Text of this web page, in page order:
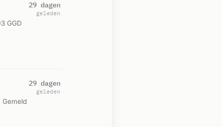
GGD
29 dagen
geleden
29 dagen
geleden